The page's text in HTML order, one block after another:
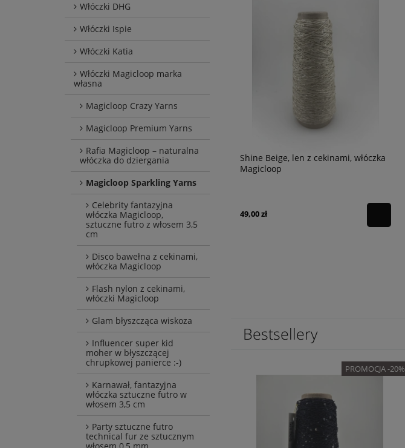
Włóczki DHG
Włóczki Ispie
Włóczki Katia
Włóczki Magicloop marka
własna
Magicloop Crazy Yarns
Magicloop Premium Yarns
Rafia Magicloop – naturalna
włóczka do dziergania
Magicloop Sparkling Yarns
Celebrity fantazyjna
włóczka Magicloop,
sztuczne futro z włosem 3,5
cm
Disco bawełna z cekinami,
włóczka Magicloop
Flash nylon z cekinami,
włóczki Magicloop
Glam błyszcząca wiskoza
Influencer super kid
moher w błyszczącej
chrupkowej panierce :-)
Karnawał, fantazyjna
włóczka sztuczne futro w
włosem 3,5 cm
Party sztuczne futro
technical fur ze sztucznym
Shine Beige, len z cekinami, włóczka
Magicloop
49,00 zł
Bestsellery
PROMOCJA -20%